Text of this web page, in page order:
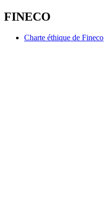
FINECO
Charte éthique de Fineco